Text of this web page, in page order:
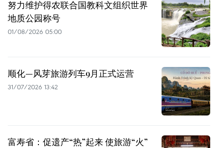
努力维护得农联合国教科文组织世界
地质公园称号
01/08/2026 05:00
顺化—风芽旅游列车9月正式运营
31/07/2026 13:42
富寿省：促遗产“热”起来 使旅游“火”